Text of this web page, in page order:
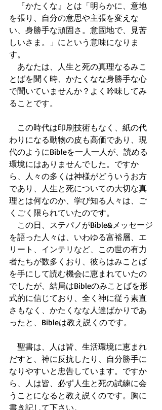
『かたくな』とは「明らかに、意地
を張り、自分の意思や主張を変えな
い、身勝手な頑固さ。意固地で、見苦
しいさま。」にという意味になりま
す。
あなたは、人生と死の真理なるみこ
とばを聞く時、かたくなな身勝手な心
で聞いていませんか？よく吟味してみ
ることです。
この時代は印刷技術もなく、紙の代
わりになる動物の皮も高価であり、現
代のようにBibleを一人一人が、読める
環境にはありませんでした。ですか
ら、人々の多くは神様がどういうお方
であり、人生と死についての大切な真
理とは何なのか、学び知る人々は、ご
くごく限られていたのです。
この日、ステパノがBible&メッセージ
を語った人々は、いわゆる富裕層、エ
リート、インテリなど、この世の有力
者たちが数多くおり、彼らはみことば
を手にして読む機会に恵まれていたの
でしたが、結局はBibleのみことばを形
式的に信じており、全く神に従う素直
さもなく、かたくなな人達ばかりであ
ったと、Bibleは教え説くのです。
聖書は、人は皆、生活環境に恵まれ
だすと、神に反抗したり、自分勝手に
なりやすいと忠告しています。ですか
ら、人は皆、必ず人生と死の試練に会
うことになると教え説くのです。胸に
書き記して下さい。